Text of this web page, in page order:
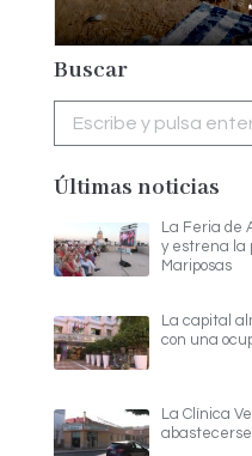
Buscar
Últimas noticias
La Feria de
y estrena la
Mariposas
La capital
con una
La Clínica